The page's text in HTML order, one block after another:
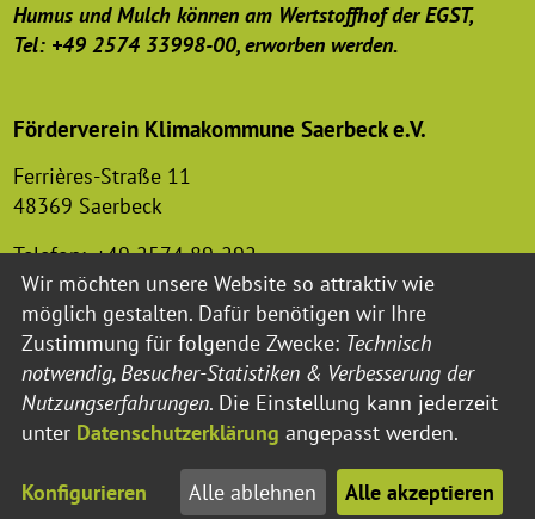
Humus und Mulch können am Wertstoffhof der EGST,
Tel: +49 2574 33998-00, erworben werden.
Förderverein Klimakommune Saerbeck e.V.
Ferrières-Straße 11
48369 Saerbeck
Telefon: +49 2574 89-292
Email: foerderverein-klimakommune@saerbeck.de
© Saerbeck 2023
Datenschutzerklärung Barrierefreiheit
Wir möchten unsere Website so attraktiv wie
möglich gestalten. Dafür benötigen wir Ihre
Zustimmung für folgende Zwecke: Technisch
notwendig, Besucher-Statistiken & Verbesserung der
Nutzungserfahrungen. Die Einstellung kann jederzeit
unter Datenschutzerklärung angepasst werden.
Konfigurieren Alle ablehnen Alle akzeptieren